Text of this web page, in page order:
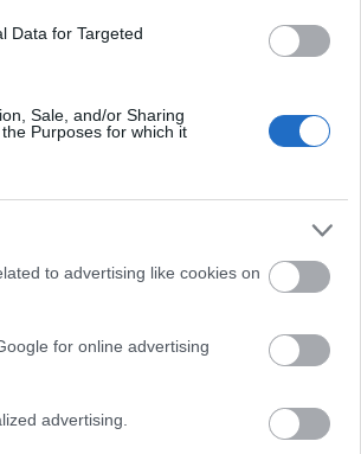
Data for Targeted
Sale, and/or Sharing
Purposes for which it
to advertising like cookies on
for online advertising
advertising.
anotar 2 goles,
vale 6.010.000.
los
de valor de
valores de